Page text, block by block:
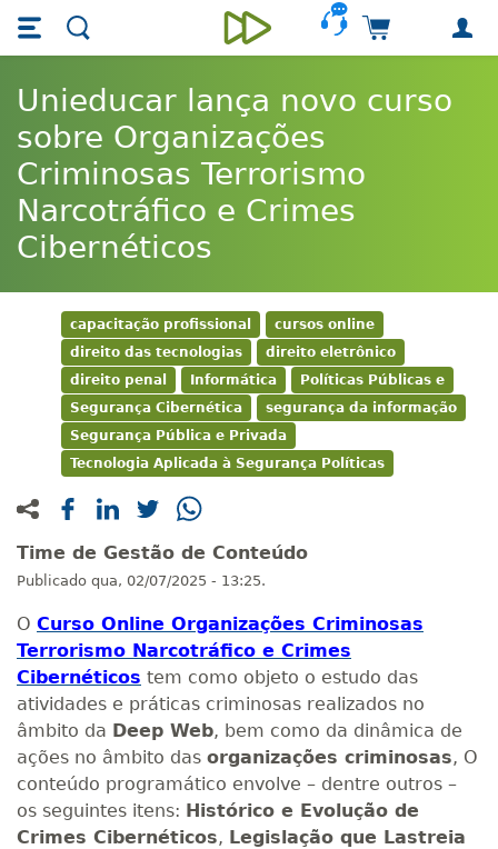
Skip main navigation
Skip to main content
Unieducar
Carrinho de
Unieducar lança novo curso
sobre Organizações
Criminosas Terrorismo
Narcotráfico e Crimes
Cibernéticos
capacitação profissional
cursos online
direito das tecnologias
direito eletrônico
direito penal
Informática
Políticas Públicas e
Segurança Cibernética
segurança da informação
Segurança Pública e Privada
Tecnologia Aplicada à Segurança Políticas
Time de Gestão de Conteúdo
Publicado qua, 02/07/2025 - 13:25.
O Curso Online Organizações Criminosas
Terrorismo Narcotráfico e Crimes
Cibernéticos tem como objeto o estudo das
atividades e práticas criminosas realizados no
âmbito da Deep Web, bem como da dinâmica de
ações no âmbito das organizações criminosas, O
conteúdo programático envolve – dentre outros –
os seguintes itens: Histórico e Evolução de
Crimes Cibernéticos, Legislação que Lastreia